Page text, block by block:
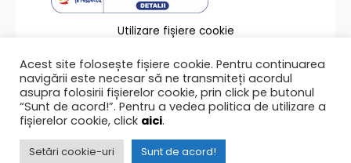
Utilizare fișiere cookie
Contact
Ultima modificare a paginii 21/08/2018
Acest site folosește fișiere cookie. Pentru continuarea
navigării este necesar să ne transmiteți acordul
asupra folosirii fișierelor cookie, prin click pe butonul
“Sunt de acord!”. Pentru a vedea politica de utilizare a
fișierelor cookie, click aici.
Setări cookie-uri Sunt de acord!